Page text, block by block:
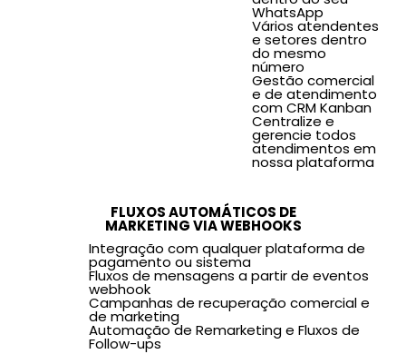
Vários atendentes
e setores dentro
do mesmo
número
Gestão comercial
e de atendimento
com CRM Kanban
Centralize e
gerencie todos
atendimentos em
nossa plataforma
WhatsApp
FLUXOS AUTOMÁTICOS DE
MARKETING VIA WEBHOOKS
Fluxos de mensagens a partir de eventos
webhook
Campanhas de recuperação comercial e
de marketing
Automação de Remarketing e Fluxos de
Follow-ups
Integração com qualquer plataforma de
pagamento ou sistema